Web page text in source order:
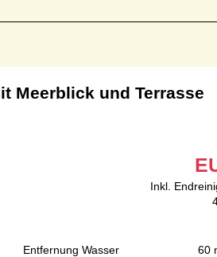
Meerblick und Terrasse
Inkl.
Entfernung Wasser
60